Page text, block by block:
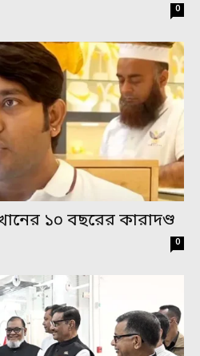
0
১০ বছরের কারাদণ্ড
0